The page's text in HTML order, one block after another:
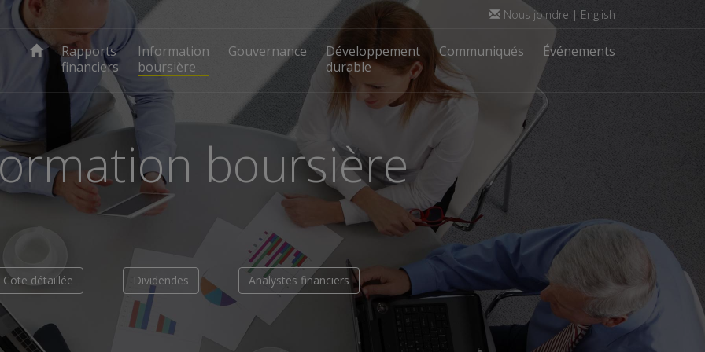
Nous joindre | English
Rapports
financiers
Information
boursière
Gouvernance
Développement
durable
Communiqués Événements
boursière
Cote détaillée Dividendes Analystes financiers